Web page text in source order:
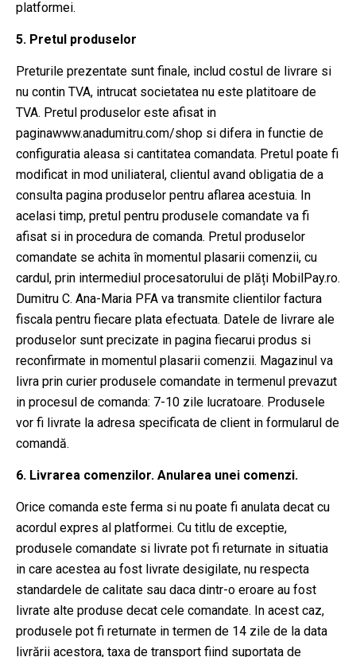
platformei.
5. Pretul produselor
Preturile prezentate sunt finale, includ costul de livrare si
nu contin TVA, intrucat societatea nu este platitoare de
TVA. Pretul produselor este afisat in
paginawww.anadumitru.com/shop si difera in functie de
configuratia aleasa si cantitatea comandata. Pretul poate fi
modificat in mod uniliateral, clientul avand obligatia de a
consulta pagina produselor pentru aflarea acestuia. In
acelasi timp, pretul pentru produsele comandate va fi
afisat si in procedura de comanda. Pretul produselor
comandate se achita în momentul plasarii comenzii, cu
cardul, prin intermediul procesatorului de plăți MobilPay.ro.
Dumitru C. Ana-Maria PFA va transmite clientilor factura
fiscala pentru fiecare plata efectuata. Datele de livrare ale
produselor sunt precizate in pagina fiecarui produs si
reconfirmate in momentul plasarii comenzii. Magazinul va
livra prin curier produsele comandate in termenul prevazut
in procesul de comanda: 7-10 zile lucratoare. Produsele
vor fi livrate la adresa specificata de client in formularul de
comandă.
6. Livrarea comenzilor. Anularea unei comenzi.
Orice comanda este ferma si nu poate fi anulata decat cu
acordul expres al platformei. Cu titlu de exceptie,
produsele comandate si livrate pot fi returnate in situatia
in care acestea au fost livrate desigilate, nu respecta
standardele de calitate sau daca dintr-o eroare au fost
livrate alte produse decat cele comandate. In acest caz,
produsele pot fi returnate in termen de 14 zile de la data
livrării acestora, taxa de transport fiind suportata de